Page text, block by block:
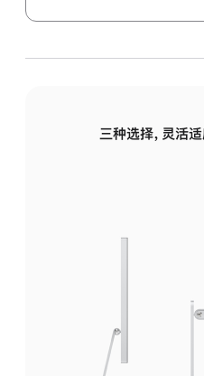
三种选择，灵活